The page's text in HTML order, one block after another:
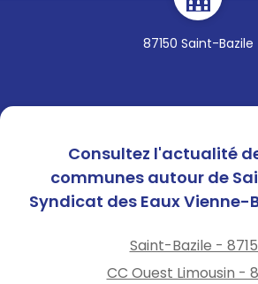
87150 Saint-Bazile
Consultez l'actualité
communes autour de
Syndicat des Eaux Vienne-
Saint-Bazile -
CC Ouest Limousin -